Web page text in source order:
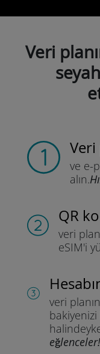
Veri
Veri
ve e-
alın.
QR
veri
eSIM'i
veri
eğlenceler!